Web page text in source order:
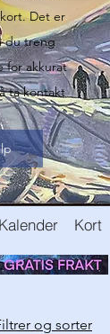
Det er
du treng
for akkurat
ta kontakt
Kalender Kort
og sorter